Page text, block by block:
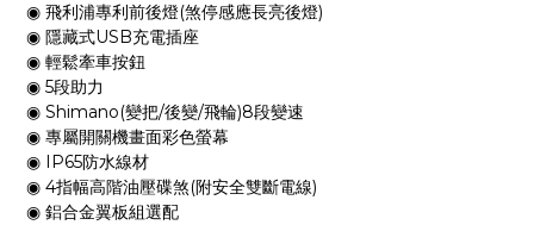
◉ 飛利浦專利前後燈(煞停感應長亮後燈)
◉ 隱藏式USB充電插座
◉ 輕鬆牽車按鈕
◉ 5段助力
◉ Shimano(變把/後變/飛輪)8段變速
◉ 專屬開關機畫面彩色螢幕
◉ IP65防水線材
◉ 4指幅高階油壓碟煞(附安全雙斷電線)
◉ 鋁合金翼板組選配